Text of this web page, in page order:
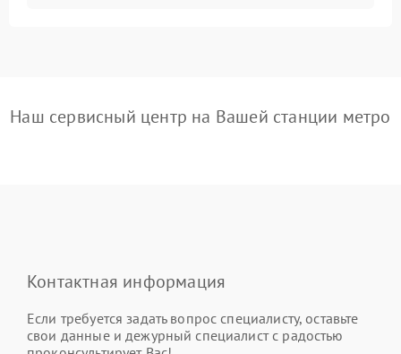
Наш сервисный центр на Вашей станции метро
Контактная информация
Если требуется задать вопрос специалисту, оставьте
свои данные и дежурный специалист с радостью